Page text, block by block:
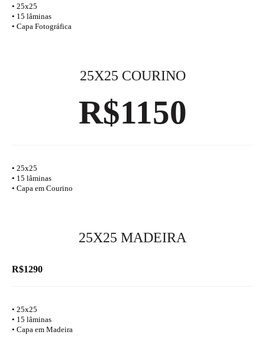
• 25x25
• 15 lâminas
• Capa Fotográfica
25X25 COURINO
R$1150
• 25x25
• 15 lâminas
• Capa em Courino
25X25 MADEIRA
R$1290
• 25x25
• 15 lâminas
• Capa em Madeira